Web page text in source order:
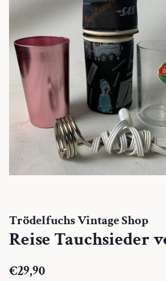
Trödelfuchs Vintage Shop
Reise Tauchsieder
Normaler
€29,90